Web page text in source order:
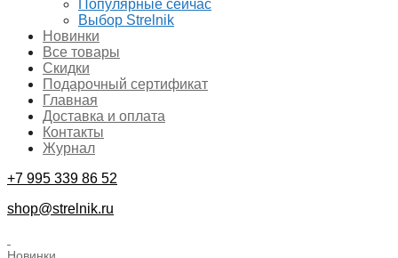
Популярные сейчас
Выбор Strelnik
Новинки
Все товары
Скидки
Подарочный сертификат
Главная
Доставка и оплата
Контакты
Журнал
+7 995 339 86 52
shop@strelnik.ru
Новинки